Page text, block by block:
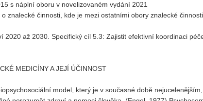
s náplní oboru v novelizovaném vydání 2021
znalecké činnosti, kde je mezi ostatními obory znalecké
až 2030. Specifický cíl 5.3: Zajistit efektivní koordinaci
MEDICÍNY A JEJÍ ÚČINNOST
model, který je v současné době